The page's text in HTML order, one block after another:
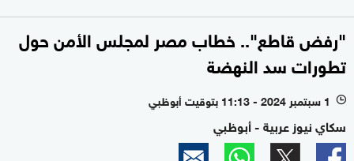
"رفض قاطع".. خطاب مصر لمجلس الأمن حول
تطورات سد النهضة
l 1 سبتمبر 2024 - 11:13 بتوقيت أبوظبي
سكاي نيوز عربية - أبوظبي